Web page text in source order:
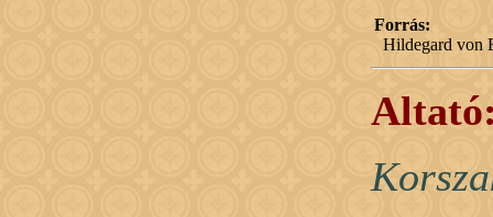
Forrás:
Hildegard von